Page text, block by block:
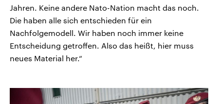
Jahren. Keine andere Nato-Nation macht das noch.
Die haben alle sich entschieden für ein
Nachfolgemodell. Wir haben noch immer keine
Entscheidung getroffen. Also das heißt, hier muss
neues Material her.“